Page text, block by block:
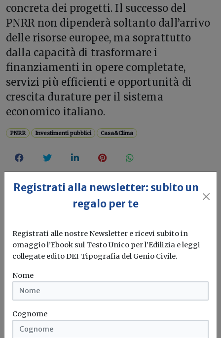
concreta dei progetti. Il successo del
PNRR non dipenderà soltanto dall’arrivo
delle risorse europee, ma soprattutto
dalla capacità di trasformare i
finanziamenti in opere completate,
servizi più efficienti e opportunità di
crescita durature per il sistema
economico italiano.
PNRR Investimenti pubblici Casa&Clima
Registrati alla newsletter: subito un
regalo per te
Registrati alle nostre Newsletter e ricevi subito in
omaggio l’Ebook sul Testo Unico per l’Edilizia e leggi
collegate edito DEI Tipografia del Genio Civile.
Nome
Cognome